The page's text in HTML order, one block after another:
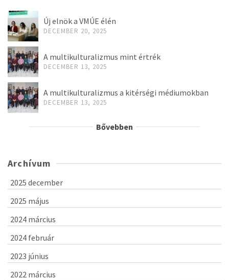
Új elnök a VMÚE élén
DECEMBER 20, 2025
A multikulturalizmus mint értrék
DECEMBER 13, 2025
A multikulturalizmus a kitérségi médiumokban
DECEMBER 13, 2025
Bővebben
Archívum
2025 december
2025 május
2024 március
2024 február
2023 június
2022 március